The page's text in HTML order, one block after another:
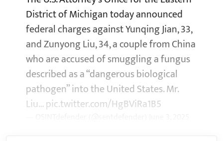
District of Michigan today announced
federal charges against Yunqing Jian, 33,
and Zunyong Liu, 34, a couple from China
who are accused of smuggling a fungus
described as a “dangerous biological
pathogen” into the United States. Mr.
Liu…pic.twitter.com/HgBViRa1B5